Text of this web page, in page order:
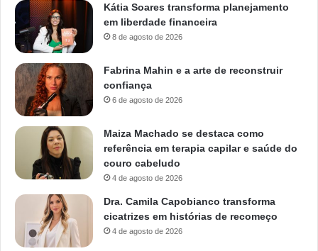
Kátia Soares transforma planejamento
em liberdade financeira
8 de agosto de 2026
Fabrina Mahin e a arte de reconstruir
confiança
6 de agosto de 2026
Maiza Machado se destaca como
referência em terapia capilar e saúde do
couro cabeludo
4 de agosto de 2026
Dra. Camila Capobianco transforma
cicatrizes em histórias de recomeço
4 de agosto de 2026